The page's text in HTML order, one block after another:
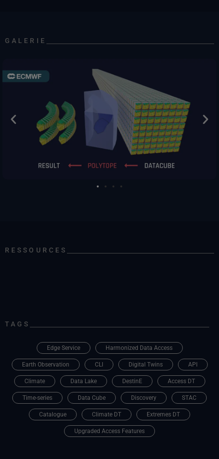
GALERIE
RESSOURCES
TAGS
Edge Service Harmonized Data Access
Earth Observation CLI Digital Twins API
Climate Data Lake DestinE Access DT
Time-series Data Cube Discovery STAC
Catalogue Climate DT Extremes DT
Upgraded Access Features